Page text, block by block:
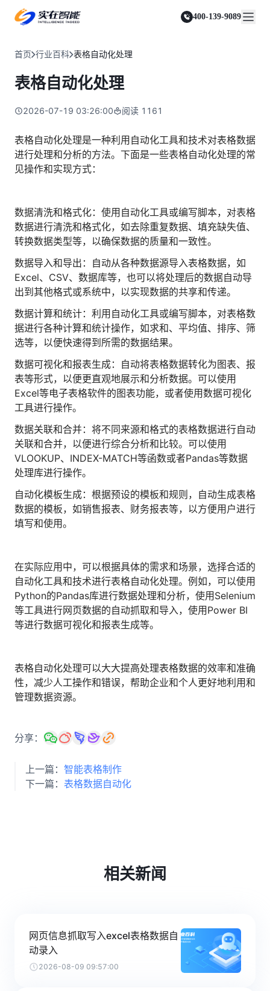
400-139-9089
人人都会用的智能体
智能文档审阅平台
实在 RPA 机器人
可靠的机器人终端
实在 RPA 控制器
全面支持国产信创生态
实在取数宝
一键提数整合，洞察更高效
通信运营商
零售电商
政府及公共服务
能源及制造业
医药行业
金融
运营商
政府
统计税务 | 行政审批 | 基层减负 | 优化营商
制造业
订单生成 | 库存管控 | 物流监控 | 风险监测
司法
智能辅办 | 要素提取 | 自动立案 | 流程智动
人才数字化
人才培养 | 智能教具 | 智能实训 | 课程共创
财务
智能票据 | 自动报税 | 自动存单 | 智能审计
资源与支持
实在学院
智能体市场
合作伙伴
客户支持
关于实在
媒体报道
视频动态
加入我们
首页 行业百科 表格自动化处理
表格自动化处理
2026-07-19 03:26:00 阅读 1161
表格自动化处理是一种利用自动化工具和技术对表格数据
进行处理和分析的方法。下面是一些表格自动化处理的常
见操作和实现方式：
数据清洗和格式化：使用自动化工具或编写脚本，对表格
数据进行清洗和格式化，如去除重复数据、填充缺失值、
转换数据类型等，以确保数据的质量和一致性。
数据导入和导出：自动从各种数据源导入表格数据，如
Excel、CSV、数据库等，也可以将处理后的数据自动导
出到其他格式或系统中，以实现数据的共享和传递。
数据计算和统计：利用自动化工具或编写脚本，对表格数
据进行各种计算和统计操作，如求和、平均值、排序、筛
选等，以便快速得到所需的数据结果。
数据可视化和报表生成：自动将表格数据转化为图表、报
表等形式，以便更直观地展示和分析数据。可以使用
Excel等电子表格软件的图表功能，或者使用数据可视化
工具进行操作。
数据关联和合并：将不同来源和格式的表格数据进行自动
关联和合并，以便进行综合分析和比较。可以使用
VLOOKUP、INDEX-MATCH等函数或者Pandas等数据
处理库进行操作。
自动化模板生成：根据预设的模板和规则，自动生成表格
数据的模板，如销售报表、财务报表等，以方便用户进行
填写和使用。
在实际应用中，可以根据具体的需求和场景，选择合适的
自动化工具和技术进行表格自动化处理。例如，可以使用
Python的Pandas库进行数据处理和分析，使用Selenium
等工具进行网页数据的自动抓取和导入，使用Power BI
等进行数据可视化和报表生成等。
表格自动化处理可以大大提高处理表格数据的效率和准确
性，减少人工操作和错误，帮助企业和个人更好地利用和
管理数据资源。
分享：
上一篇： 智能表格制作
下一篇： 表格数据自动化
相关新闻
网页信息抓取写入excel表格数据自
动录入
2026-08-09 09:57:00